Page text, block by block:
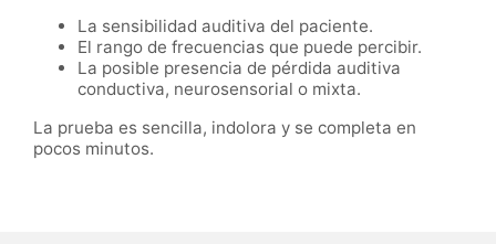
La sensibilidad auditiva del paciente.
El rango de frecuencias que puede percibir.
La posible presencia de pérdida auditiva
conductiva, neurosensorial o mixta.
La prueba es sencilla, indolora y se completa en
pocos minutos.